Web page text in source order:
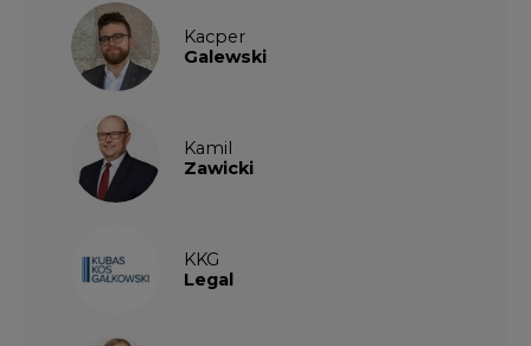
Kacper
Galewski
Kamil
Zawicki
KKG
Legal